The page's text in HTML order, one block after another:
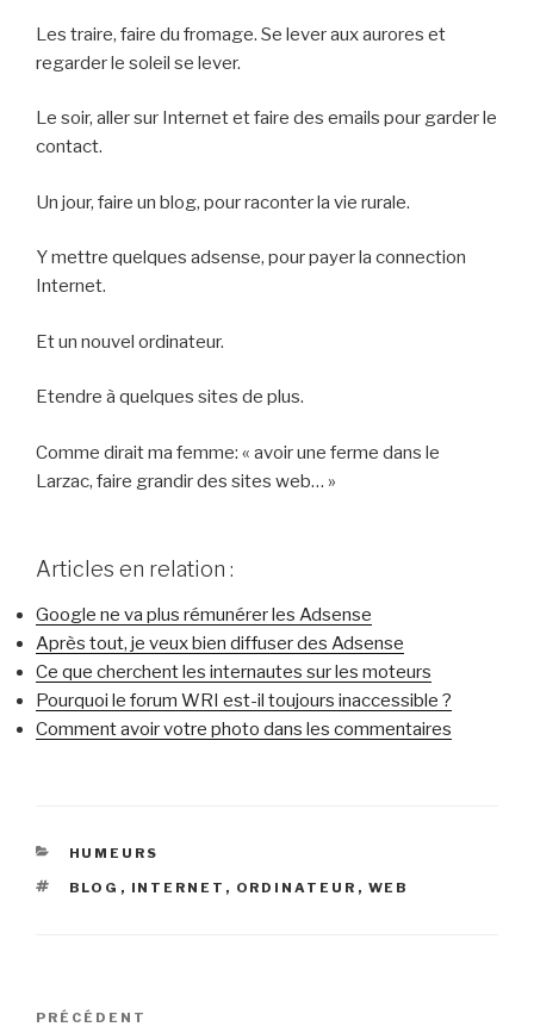
Les traire, faire du fromage. Se lever aux aurores et
regarder le soleil se lever.
Le soir, aller sur Internet et faire des emails pour garder le
contact.
Un jour, faire un blog, pour raconter la vie rurale.
Y mettre quelques adsense, pour payer la connection
Internet.
Et un nouvel ordinateur.
Etendre à quelques sites de plus.
Comme dirait ma femme: « avoir une ferme dans le
Larzac, faire grandir des sites web… »
Articles en relation :
Google ne va plus rémunérer les Adsense
Après tout, je veux bien diffuser des Adsense
Ce que cherchent les internautes sur les moteurs
Pourquoi le forum WRI est-il toujours inaccessible ?
Comment avoir votre photo dans les commentaires
CATÉGORIES
HUMEURS
ÉTIQUETTES
BLOG , INTERNET , ORDINATEUR , WEB
Navigation
Article
PRÉCÉDENT